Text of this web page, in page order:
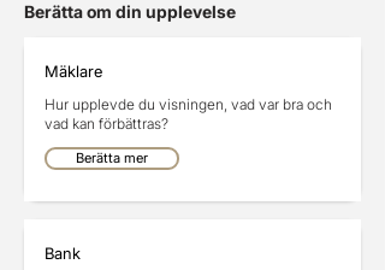
Berätta om din upplevelse
Mäklare
Hur upplevde du visningen, vad var bra och
vad kan förbättras?
Berätta mer
Bank